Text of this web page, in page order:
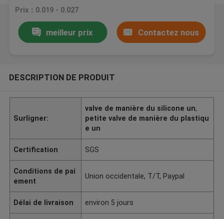
sacs de cafè moulu
Prix：0.019 - 0.027
meilleur prix Contactez nous
DESCRIPTION DE PRODUIT
Surligner:
valve de manière du silicone un,
petite valve de manière du plastiqu
e un
Certification SGS
Conditions de pai
ement
Union occidentale, T/T, Paypal
Délai de livraison environ 5 jours